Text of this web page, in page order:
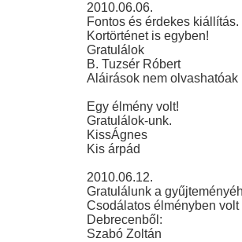
2010.06.06.
Fontos és érdekes kiállítás.
Kortörténet is egyben!
Gratulálok
B. Tuzsér Róbert
Aláirások nem olvashatóak
Egy élmény volt!
Gratulálok-unk.
KissÁgnes
Kis árpád
2010.06.12.
Gratulálunk a
Csodálatos élményben volt
Debrecenből:
Szabó Zoltán